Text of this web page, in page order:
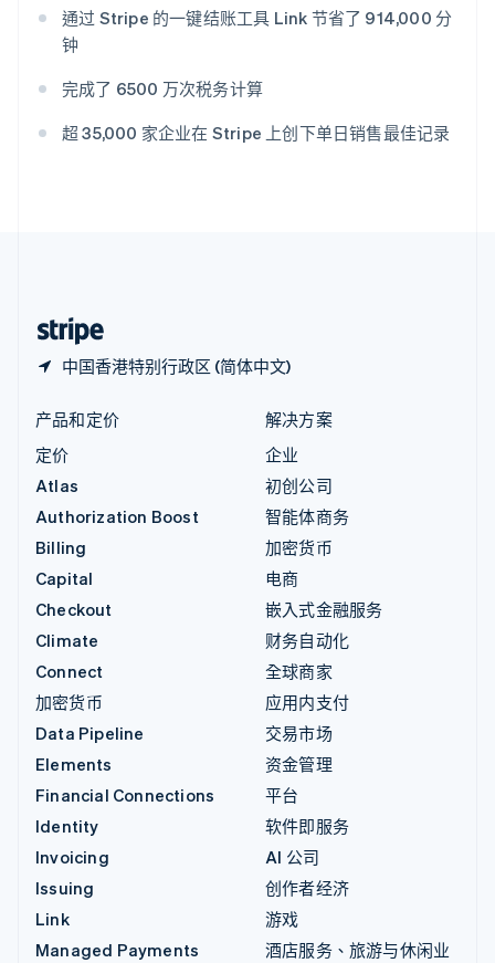
通过 Stripe 的一键结账工具 Link 节省了 914,000 分
钟
完成了 6500 万次税务计算
超 35,000 家企业在 Stripe 上创下单日销售最佳记录
中国香港特别行政区 (简体中文)
匈牙利
English
Italiano English
English
产品和定价
定价
Atlas
Authorization Boost
Billing
Capital
Checkout
Climate
Connect
加密货币
Data Pipeline
Elements
Financial Connections
Identity
Invoicing
Issuing
Link
Managed Payments
解决方案
企业
初创公司
智能体商务
加密货币
电商
嵌入式金融服务
财务自动化
全球商家
应用内支付
交易市场
资金管理
平台
软件即服务
AI 公司
创作者经济
游戏
酒店服务、旅游与休闲业